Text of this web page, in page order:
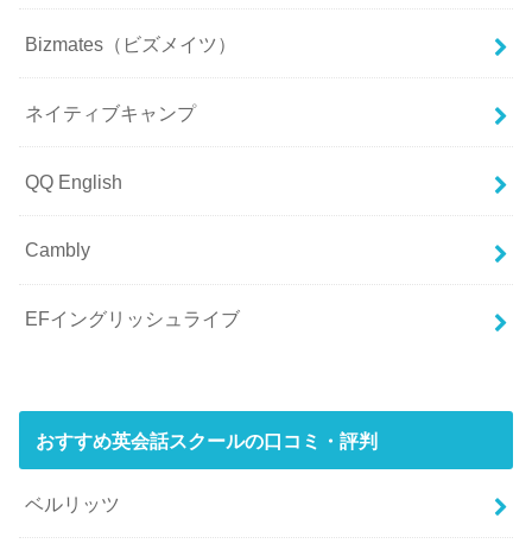
Bizmates（ビズメイツ）
ネイティブキャンプ
QQ English
Cambly
EFイングリッシュライブ
おすすめ英会話スクールの口コミ・評判
ベルリッツ